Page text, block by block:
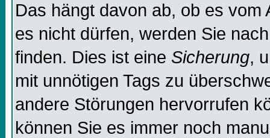
Das hängt davon ab, ob es
es nicht dürfen, werden Sie
finden. Dies ist eine Sicherung,
mit unnötigen Tags zu
andere Störungen hervorrufen
können Sie es immer noch